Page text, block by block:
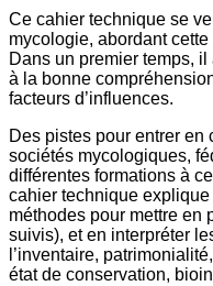
Ce cahier technique se
mycologie, abordant
Dans un premier temps,
à la bonne
facteurs d’influences.
Des pistes pour entrer en
sociétés mycologiques,
différentes formations à
cahier technique
méthodes pour mettre en
suivis), et en interpréter
l’inventaire,
état de conservation,